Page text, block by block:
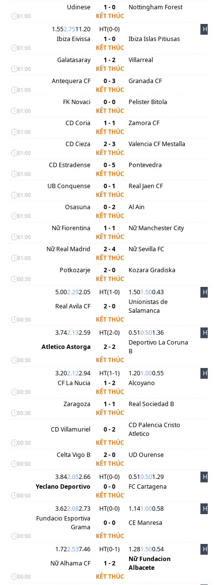
Udinese
1 - 0 Nottingham Forest
01:00
KẾT THÚC
1.552.7511.20 HT(0-0)
HT
Ibiza Eivissa
1 - 0 Ibiza Islas Pitiusas
01:00
KẾT THÚC
Galatasaray
1 - 2 Villarreal
01:00
KẾT THÚC
Antequera CF
0 - 3 Granada CF
01:00
KẾT THÚC
FK Novaci
0 - 0 Pelister Bitola
01:00
KẾT THÚC
CD Coria
1 - 1 Zamora CF
01:00
KẾT THÚC
CD Cieza
2 - 3 Valencia CF Mestalla
01:00
KẾT THÚC
CD Estradense
0 - 5 Pontevedra
01:00
KẾT THÚC
UB Conquense
0 - 1 Real Jaen CF
01:00
KẾT THÚC
Osasuna
0 - 2 Al Ain
01:00
KẾT THÚC
Nữ Fiorentina
1 - 1 Nữ Manchester City
01:00
KẾT THÚC
Nữ Real Madrid
2 - 4 Nữ Sevilla FC
01:00
KẾT THÚC
Potkozarje
2 - 0 Kozara Gradiska
00:30
KẾT THÚC
5.002.292.05 HT(1-0) 1.501.500.43
HT
Real Avila CF
2 - 0
Unionistas de
Salamanca
00:30
KẾT THÚC
3.742.132.59 HT(2-0) 0.510.501.36
HT
Atletico Astorga
2 - 2
Deportivo La Coruna
B
00:30
KẾT THÚC
3.202.122.94 HT(1-1) 1.201.000.55
HT
CF La Nucia
1 - 2 Alcoyano
00:30
KẾT THÚC
Zaragoza
1 - 1 Real Sociedad B
00:30
KẾT THÚC
CD Villamuriel
0 - 2
CD Palencia Cristo
Atletico
00:30
KẾT THÚC
Celta Vigo B
2 - 0 UD Ourense
00:00
KẾT THÚC
3.842.052.66 HT(0-0) 0.510.501.29
HT
Yeclano Deportivo
0 - 0 FC Cartagena
00:00
KẾT THÚC
3.622.082.73 HT(0-0) 1.141.000.58
HT
Fundacio Esportiva
Grama
0 - 0 CE Manresa
00:00
KẾT THÚC
1.722.537.46 HT(0-1) 1.281.500.54
HT
Nữ Alhama CF
1 - 2
Nữ Fundacion
Albacete
00:00
KẾT THÚC